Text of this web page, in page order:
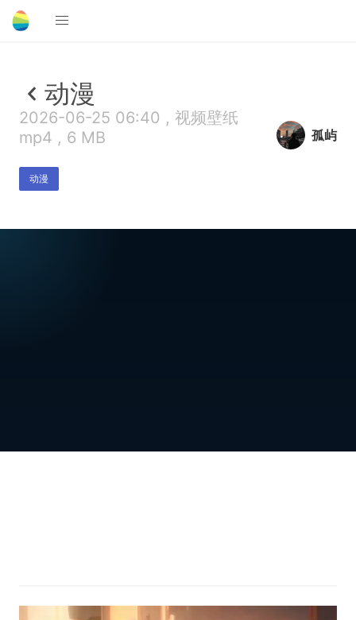
动漫
2026-06-25 06:40 , 视频壁纸
mp4 , 6 MB
动漫
孤屿